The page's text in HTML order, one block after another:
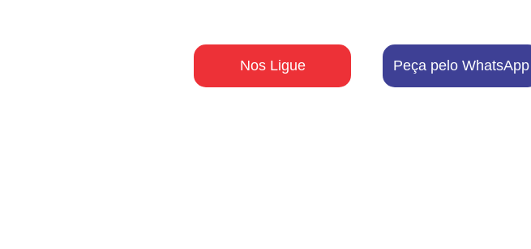
Nos Ligue Peça pelo WhatsApp